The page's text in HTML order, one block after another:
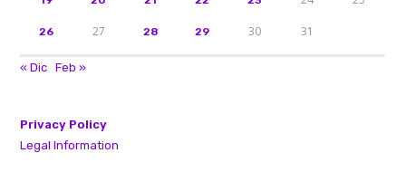
26 27 28 29 30 31
« Dic Feb »
Privacy Policy
Legal Information